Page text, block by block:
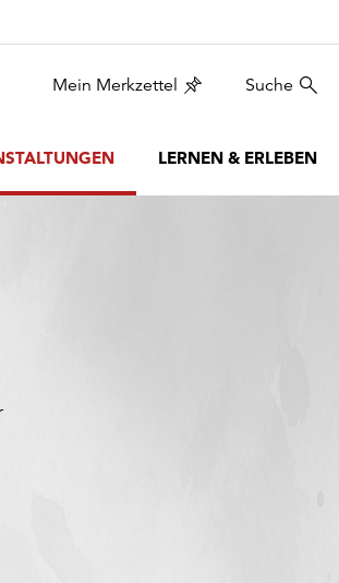
Mein Merkzettel Suche
LERNEN & ERLEBEN